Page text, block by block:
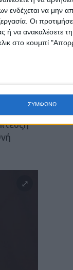
να μην
Οι
ή να ανακαλέσετε
στο κουμπί
ΣΥΜΦΩΝΩ
Ιράν
χώρας.